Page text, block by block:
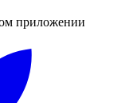
приложении